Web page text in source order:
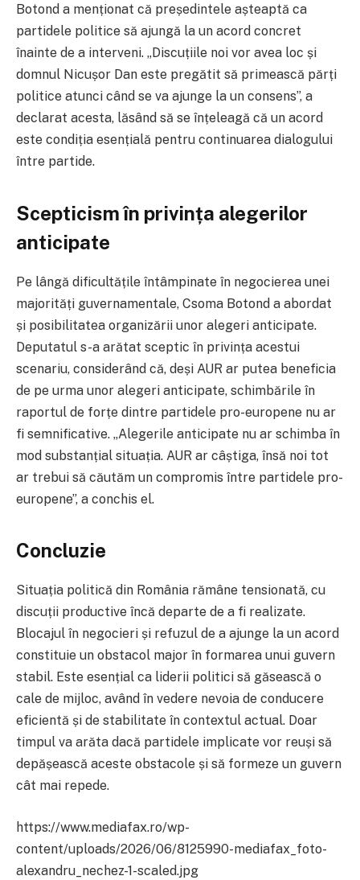
Botond a menționat că președintele așteaptă ca
partidele politice să ajungă la un acord concret
înainte de a interveni. „Discuțiile noi vor avea loc și
domnul Nicușor Dan este pregătit să primească părți
politice atunci când se va ajunge la un consens”, a
declarat acesta, lăsând să se înțeleagă că un acord
este condiția esențială pentru continuarea dialogului
între partide.
Scepticism în privința alegerilor
anticipate
Pe lângă dificultățile întâmpinate în negocierea unei
majorități guvernamentale, Csoma Botond a abordat
și posibilitatea organizării unor alegeri anticipate.
Deputatul s-a arătat sceptic în privința acestui
scenariu, considerând că, deși AUR ar putea beneficia
de pe urma unor alegeri anticipate, schimbările în
raportul de forțe dintre partidele pro-europene nu ar
fi semnificative. „Alegerile anticipate nu ar schimba în
mod substanțial situația. AUR ar câștiga, însă noi tot
ar trebui să căutăm un compromis între partidele pro-
europene”, a conchis el.
Concluzie
Situația politică din România rămâne tensionată, cu
discuții productive încă departe de a fi realizate.
Blocajul în negocieri și refuzul de a ajunge la un acord
constituie un obstacol major în formarea unui guvern
stabil. Este esențial ca liderii politici să găsească o
cale de mijloc, având în vedere nevoia de conducere
eficientă și de stabilitate în contextul actual. Doar
timpul va arăta dacă partidele implicate vor reuși să
depășească aceste obstacole și să formeze un guvern
cât mai repede.
https://www.mediafax.ro/wp-
content/uploads/2026/06/8125990-mediafax_foto-
alexandru_nechez-1-scaled.jpg